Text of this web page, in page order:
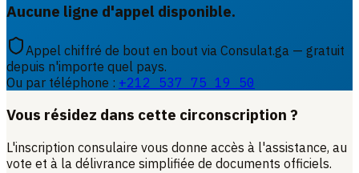
Aucune ligne d'appel disponible.
Appel chiffré de bout en bout via Consulat.ga — gratuit
depuis n'importe quel pays.
Ou par téléphone : +212 537 75 19 50
Vous résidez dans cette circonscription ?
L'inscription consulaire vous donne accès à l'assistance, au
vote et à la délivrance simplifiée de documents officiels.